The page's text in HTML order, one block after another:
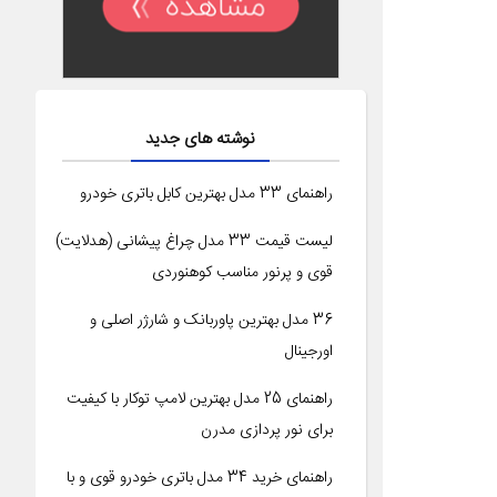
نوشته های جدید
راهنمای 33 مدل بهترین کابل باتری خودرو
لیست قیمت 33 مدل چراغ پیشانی (هدلایت)
قوی و پرنور مناسب کوهنوردی
36 مدل بهترین پاوربانک و شارژر اصلی و
اورجینال
راهنمای 25 مدل بهترین لامپ توکار با کیفیت
برای نور پردازی مدرن
راهنمای خرید 34 مدل باتری خودرو قوی و با